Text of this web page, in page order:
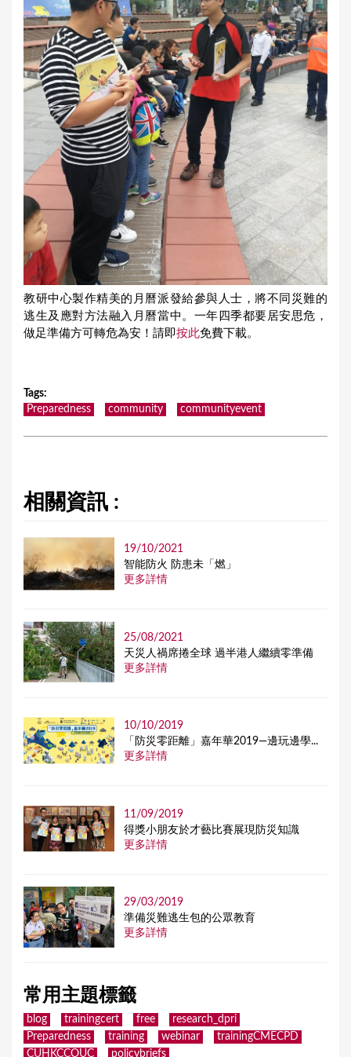
教研中心製作精美的月曆派發給參與人士，將不同災難的
逃生及應對方法融入月曆當中。一年四季都要居安思危，
做足準備方可轉危為安！請即按此免費下載。
Tags:
Preparedness
community communityevent
相關資訊 :
19/10/2021
智能防火 防患未「燃」
更多詳情
25/08/2021
天災人禍席捲全球 過半港人繼續零準備
更多詳情
10/10/2019
「防災零距離」嘉年華2019—邊玩邊學...
更多詳情
11/09/2019
得獎小朋友於才藝比賽展現防災知識
更多詳情
29/03/2019
準備災難逃生包的公眾教育
更多詳情
常用主題標籤
blog trainingcert free
research_dpri
Preparedness
training webinar
trainingCMECPD
CUHKCCOUC
policybriefs